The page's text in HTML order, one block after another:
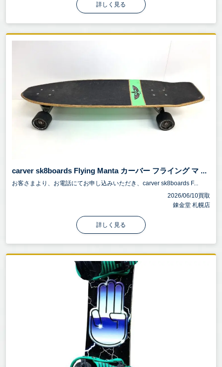
詳しく見る
carver sk8boards Flying Manta カーバー フライング マ ...
お客さまより、お電話にてお申し込みいただき、carver sk8boards F...
2026/06/10買取
錬金堂 札幌店
詳しく見る